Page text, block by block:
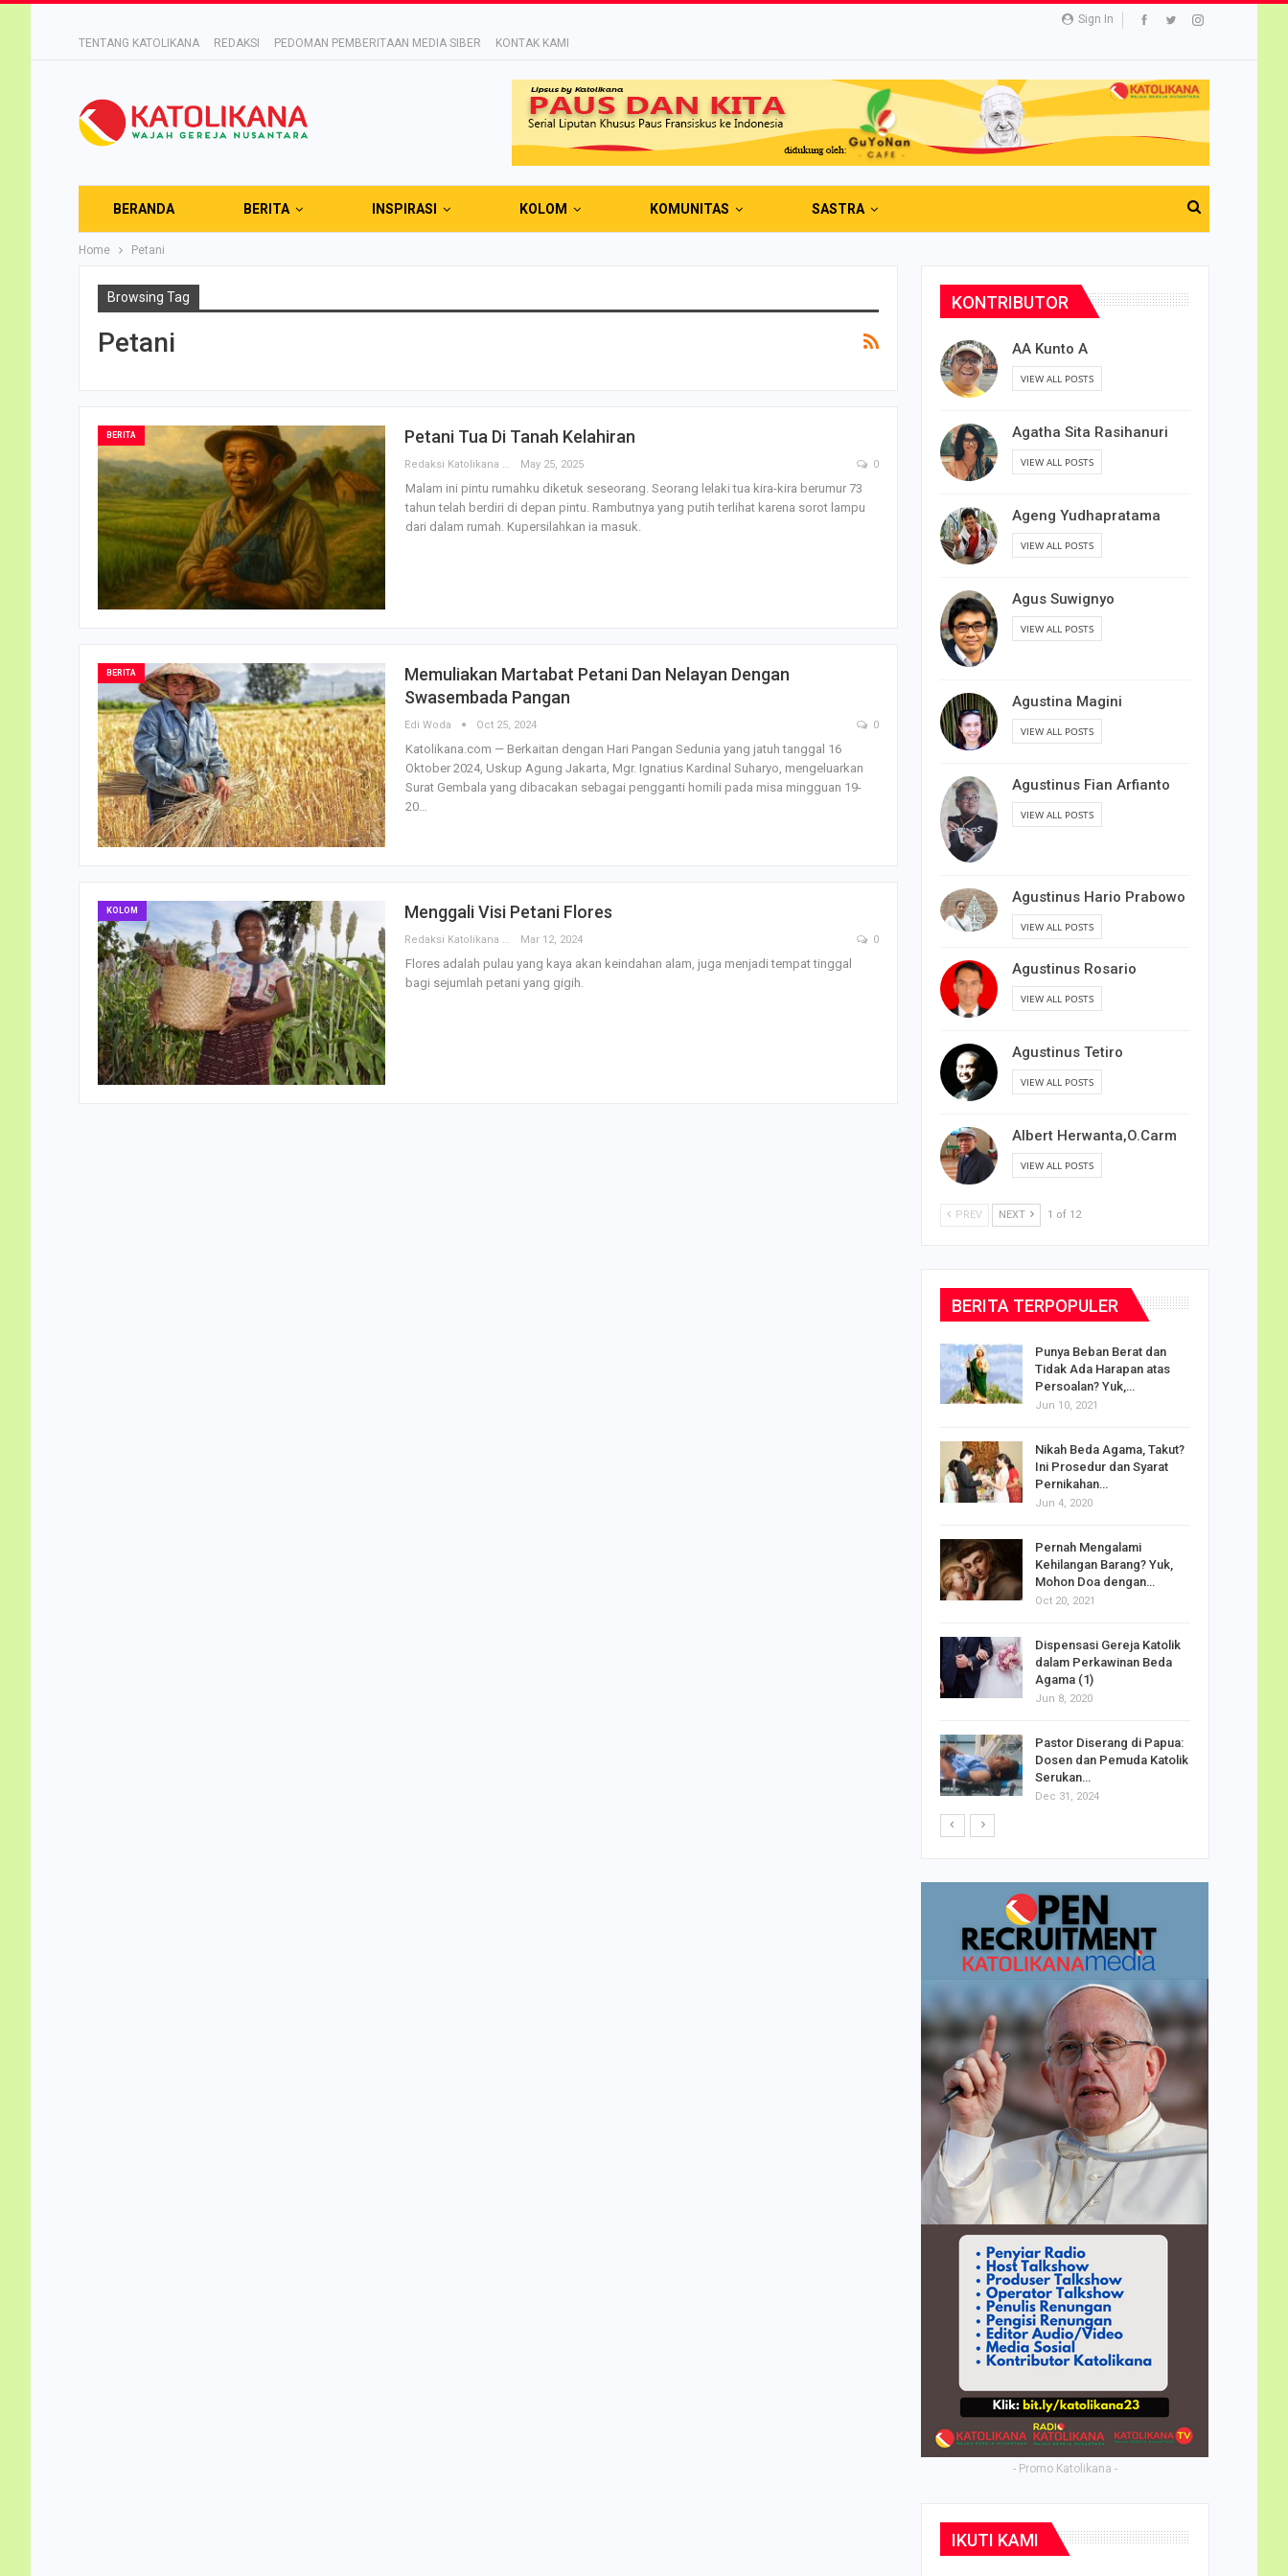
Sign In
TENTANG KATOLIKANA
REDAKSI PEDOMAN PEMBERITAAN MEDIA SIBER KONTAK KAMI
BERANDA BERITA INSPIRASI KOLOM KOMUNITAS SASTRA
Home Petani
Browsing Tag
Petani
BERITA Petani Tua Di Tanah Kelahiran
May 25, 2025 0
Malam ini pintu rumahku diketuk seseorang. Seorang lelaki tua kira-kira berumur 73
tahun telah berdiri di depan pintu. Rambutnya yang putih terlihat karena sorot lampu
dari dalam rumah. Kupersilahkan ia masuk.
BERITA
Memuliakan Martabat Petani Dan Nelayan Dengan
Swasembada Pangan
Edi Woda Oct 25, 2024 0
Katolikana.com — Berkaitan dengan Hari Pangan Sedunia yang jatuh tanggal 16
Oktober 2024, Uskup Agung Jakarta, Mgr. Ignatius Kardinal Suharyo, mengeluarkan
Surat Gembala yang dibacakan sebagai pengganti homili pada misa mingguan 19-
20…
KOLOM Menggali Visi Petani Flores
Mar 12, 2024 0
Flores adalah pulau yang kaya akan keindahan alam, juga menjadi tempat tinggal
bagi sejumlah petani yang gigih.
KONTRIBUTOR
AA Kunto A
VIEW ALL POSTS
Agatha Sita Rasihanuri
VIEW ALL POSTS
Ageng Yudhapratama
VIEW ALL POSTS
Agus Suwignyo
VIEW ALL POSTS
Agustina Magini
VIEW ALL POSTS
Agustinus Fian Arfianto
VIEW ALL POSTS
Agustinus Hario Prabowo
VIEW ALL POSTS
Agustinus Rosario
VIEW ALL POSTS
Agustinus Tetiro
VIEW ALL POSTS
Albert Herwanta,O.Carm
VIEW ALL POSTS
PREV NEXT 1 of 12
BERITA TERPOPULER
Punya Beban Berat dan
Tidak Ada Harapan atas
Persoalan? Yuk,…
Jun 10, 2021
Nikah Beda Agama, Takut?
Ini Prosedur dan Syarat
Pernikahan…
Jun 4, 2020
Pernah Mengalami
Kehilangan Barang? Yuk,
Mohon Doa dengan…
Oct 20, 2021
Dispensasi Gereja Katolik
dalam Perkawinan Beda
Agama (1)
Jun 8, 2020
Pastor Diserang di Papua:
Dosen dan Pemuda Katolik
Serukan…
Dec 31, 2024
- Promo Katolikana -
IKUTI KAMI